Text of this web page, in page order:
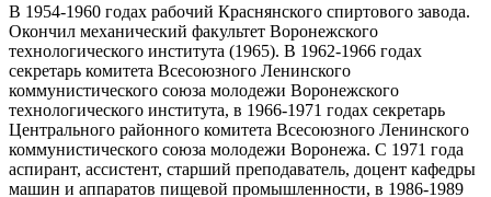
В 1954-1960 годах рабочий Краснянского спиртового завода.
Окончил механический факультет Воронежского
технологического института (1965). В 1962-1966 годах
секретарь комитета Всесоюзного Ленинского
коммунистического союза молодежи Воронежского
технологического института, в 1966-1971 годах секретарь
Центрального районного комитета Всесоюзного Ленинского
коммунистического союза молодежи Воронежа. С 1971 года
аспирант, ассистент, старший преподаватель, доцент кафедры
машин и аппаратов пищевой промышленности, в 1986-1989